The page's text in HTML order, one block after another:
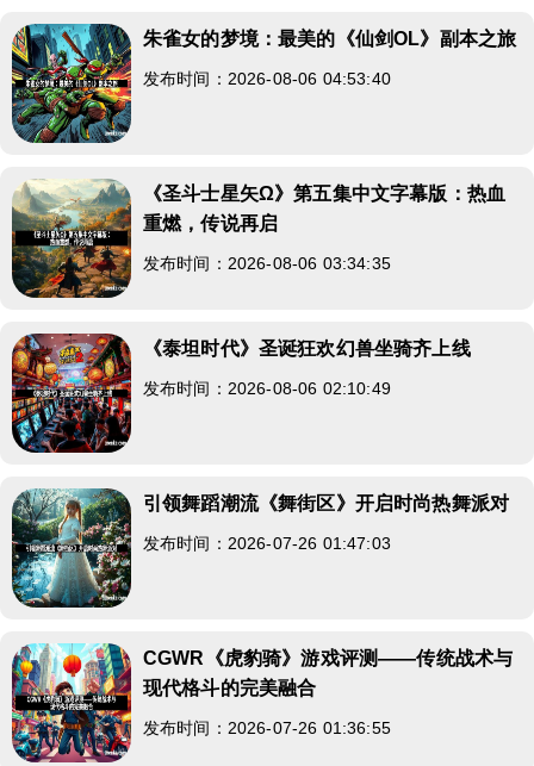
朱雀女的梦境：最美的《仙剑OL》副本之旅
发布时间：2026-08-06 04:53:40
《圣斗士星矢Ω》第五集中文字幕版：热血
重燃，传说再启
发布时间：2026-08-06 03:34:35
《泰坦时代》圣诞狂欢幻兽坐骑齐上线
发布时间：2026-08-06 02:10:49
引领舞蹈潮流《舞街区》开启时尚热舞派对
发布时间：2026-07-26 01:47:03
CGWR《虎豹骑》游戏评测——传统战术与
现代格斗的完美融合
发布时间：2026-07-26 01:36:55